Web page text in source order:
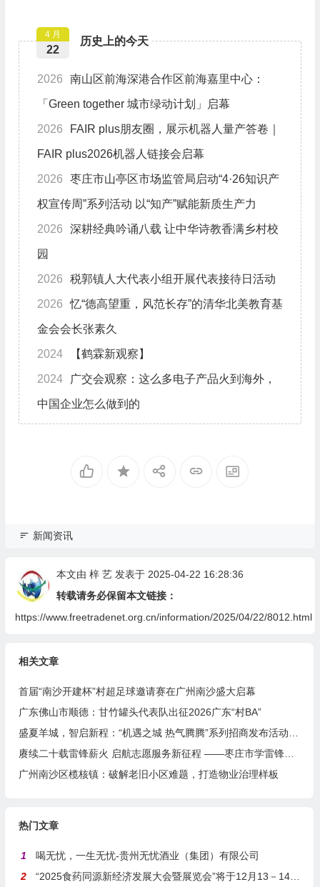
历史上的今天
4 月
22
2026 南山区前海深港合作区前海嘉里中心：
「Green together 城市绿动计划」启幕
2026 FAIR plus朋友圈，展示机器人量产答卷｜
FAIR plus2026机器人链接会启幕
2026 枣庄市山亭区市场监管局启动“4·26知识产
权宣传周”系列活动 以“知产”赋能新质生产力
2026 深耕经典吟诵八载 让中华诗教香满乡村校
园
2026 税郭镇人大代表小组开展代表接待日活动
2026 忆“德高望重，风范长存”的清华北美教育基
金会会长张素久
2024 【鹤霖新观察】
2024 广交会观察：这么多电子产品火到海外，
中国企业怎么做到的
新闻资讯
本文由 梓 艺发表于 2025-04-22 16:28:36
转载请务必保留本文链接：
https://www.freetradenet.org.cn/information/2025/04/22/8012.html
相关文章
首届“南沙开建杯”村超足球邀请赛在广州南沙盛大启幕
广东佛山市顺德：甘竹罐头代表队出征2026广东“村BA”
赓续二十载雷锋薪火 启航志愿服务新征程 ——枣庄市学雷锋志愿者联合会隆重举行揭牌仪式
广州南沙区榄核镇：破解老旧小区难题，打造物业治理样板
热门文章
1
喝无忧，一生无忧-贵州无忧酒业（集团）有限公司
2
“2025食药同源新经济发展大会暨展览会”将于12月13－14日在沪举行